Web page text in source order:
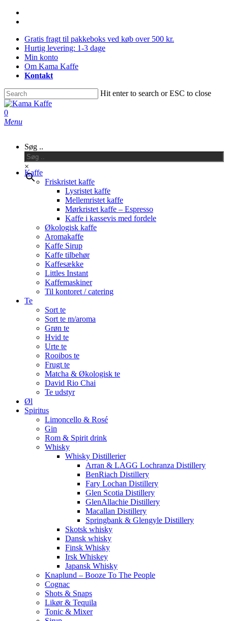
Skip
contentGratis fragt til pakkeboks ved køb over 500 kr.
Hurtig levering: 1-3 dage
Min konto
Om Kama Kaffe
Kontakt
Hit enter to search or ESC to close
Close
Search
0
Menu
Søg ..
×
Kaffe
Friskristet kaffe
Lysristet kaffe
Mellemristet kaffe
Mørkristet kaffe – Espresso
Kaffe i kassevis med fordele
Økologisk kaffe
Aromakaffe
Kaffe Sirup
Kaffe tilbehør
Kaffesække
Littles Instant
Kaffemaskiner
Til kontoret / catering
Te
Sort te
Sort te m/aroma
Grøn te
Hvid te
Urte te
Rooibos te
Frugt te
Matcha & Økologisk te
David Rio Chai
Te udstyr
Øl
Spiritus
Limoncello & Rosé
Gin
Rom & Spirit drink
Whisky
Whisky Distillerier
Arran & LAGG Lochranza Distillery
BenRiach Distillery
Fary Lochan Distillery
Glen Scotia Distillery
GlenAllachie Distillery
Macallan Distillery
Springbank & Glengyle Distillery
Skotsk whisky
Dansk whisky
Finsk Whisky
Irsk Whiskey
Japansk Whisky
Knaplund – Booze To The People
Cognac
Shots & Snaps
Likør & Tequila
Tonic & Mixer